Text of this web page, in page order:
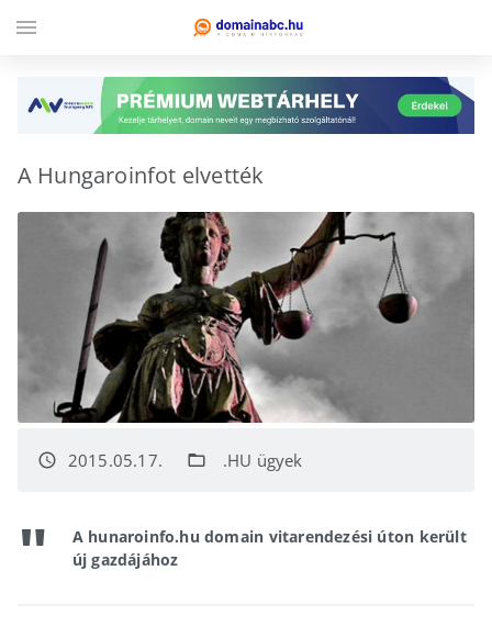
A Hungaroinfot elvették
access_time 2015.05.17. folder_open .HU ügyek
A hunaroinfo.hu domain vitarendezési úton került
új gazdájához
menu